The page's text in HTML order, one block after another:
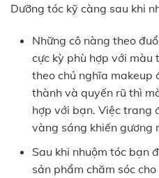
Dưỡng tóc kỹ càng sau khi
Những cô nàng theo
cực kỳ phù hợp với màu
theo chủ nghĩa makeup
thành và quyến rũ thì
hợp với bạn. Việc trang
vàng sáng khiến gương
Sau khi nhuộm tóc bạn
sản phẩm chăm sóc